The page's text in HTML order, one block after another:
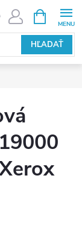
HĽADAŤ
KOŠÍK